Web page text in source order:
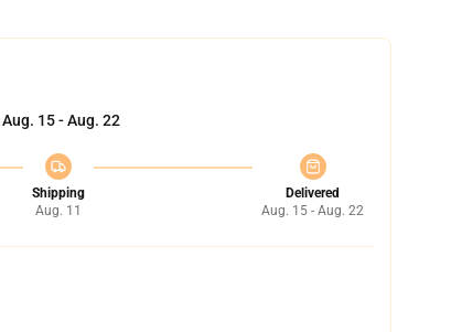
Aug. 15 - Aug. 22
Shipping
Aug. 11
Delivered
Aug. 15 - Aug. 22